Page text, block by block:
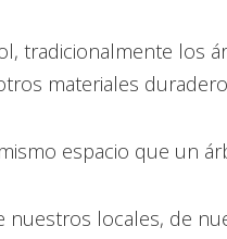
tradicionalmente los
materiales
espacio que un
nuestros locales, de